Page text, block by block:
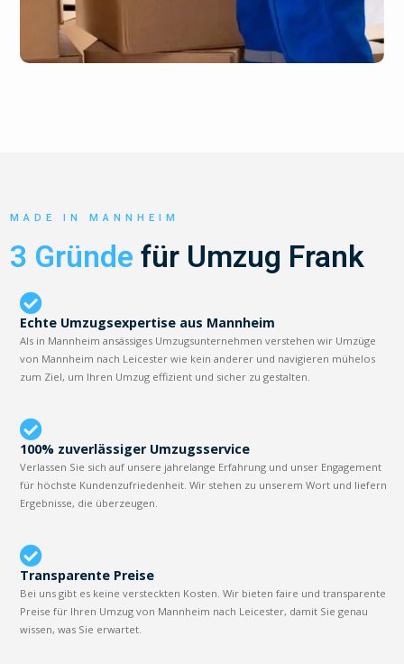
MADE IN MANNHEIM
3 Gründe für Umzug Frank
Echte Umzugsexpertise aus Mannheim
Als in Mannheim ansässiges Umzugsunternehmen verstehen wir Umzüge
von Mannheim nach Leicester wie kein anderer und navigieren mühelos
zum Ziel, um Ihren Umzug effizient und sicher zu gestalten.
100% zuverlässiger Umzugsservice
Verlassen Sie sich auf unsere jahrelange Erfahrung und unser Engagement
für höchste Kundenzufriedenheit. Wir stehen zu unserem Wort und liefern
Ergebnisse, die überzeugen.
Transparente Preise
Bei uns gibt es keine versteckten Kosten. Wir bieten faire und transparente
Preise für Ihren Umzug von Mannheim nach Leicester, damit Sie genau
wissen, was Sie erwartet.